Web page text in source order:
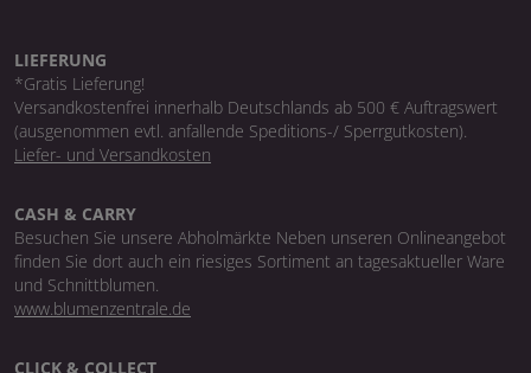
LIEFERUNG
*Gratis Lieferung!
Versandkostenfrei innerhalb Deutschlands ab 500 € Auftragswert
(ausgenommen evtl. anfallende Speditions-/ Sperrgutkosten).
Liefer- und Versandkosten
CASH & CARRY
Besuchen Sie unsere Abholmärkte Neben unseren Onlineangebot
finden Sie dort auch ein riesiges Sortiment an tagesaktueller Ware
und Schnittblumen.
www.blumenzentrale.de
CLICK & COLLECT